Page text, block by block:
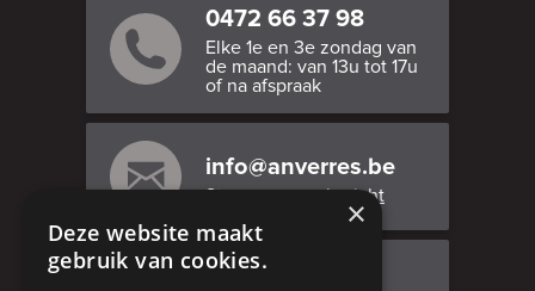
0472 66 37 98
Elke 1e en 3e zondag van
de maand: van 13u tot 17u
of na afspraak
info@anverres.be
Stuur ons een bericht
×
Deze website maakt
gebruik van cookies.